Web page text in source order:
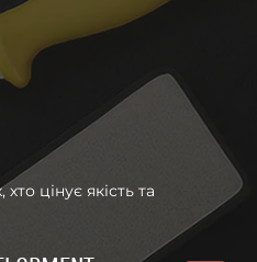
цінує якість та